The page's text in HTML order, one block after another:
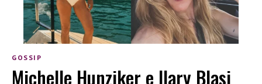
GOSSIP
Michelle Hunziker e Ilary Blasi